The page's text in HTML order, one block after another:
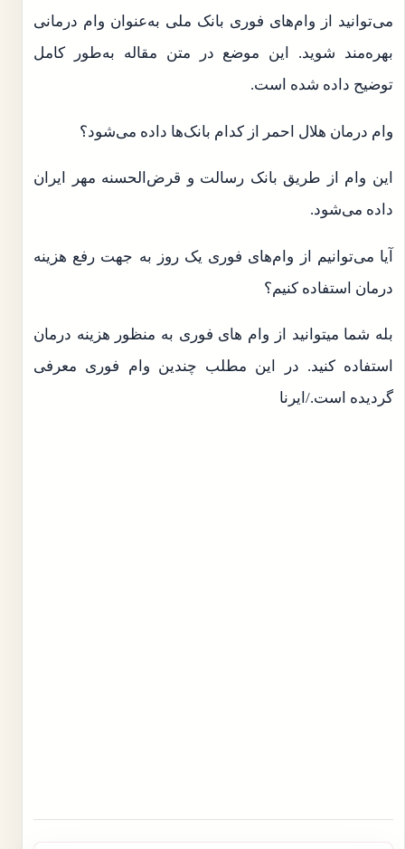
می‌توانید از وام‌های فوری بانک ملی به‌عنوان وام درمانی
بهره‌مند شوید. این موضع در متن مقاله به‌طور کامل
توضیح داده شده است.
وام درمان هلال احمر از کدام بانک‌ها داده می‌شود؟
این وام از طریق بانک رسالت و قرض‌الحسنه مهر ایران
داده می‌شود.
آیا می‌توانیم از وام‌های فوری یک روز به جهت رفع هزینه
درمان استفاده کنیم؟
بله شما میتوانید از وام های فوری به منظور هزینه درمان
استفاده کنید. در این مطلب چندین وام فوری معرفی
گردیده است./ایرنا